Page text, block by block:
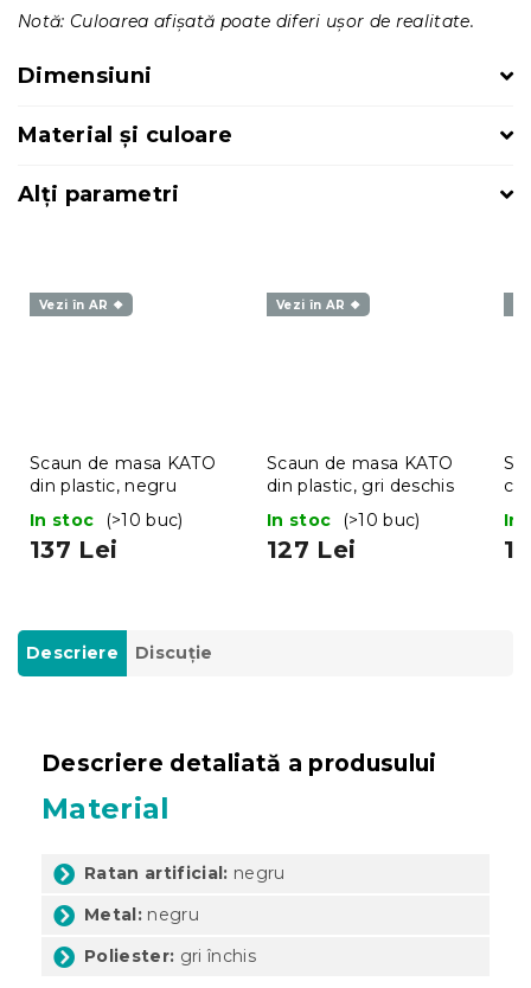
Notă: Culoarea afișată poate diferi ușor de realitate.
Dimensiuni
Material și culoare
Alți parametri
Vezi în AR ❖
Scaun de masa KATO
din plastic, negru
In stoc
(>10 buc)
137 Lei
Vezi în AR ❖
Scaun de masa KATO
din plastic, gri deschis
In stoc
(>10 buc)
127 Lei
In
Descriere Discuţie
Descriere detaliată a produsului
Material
Ratan artificial: negru
Metal: negru
Poliester: gri închis